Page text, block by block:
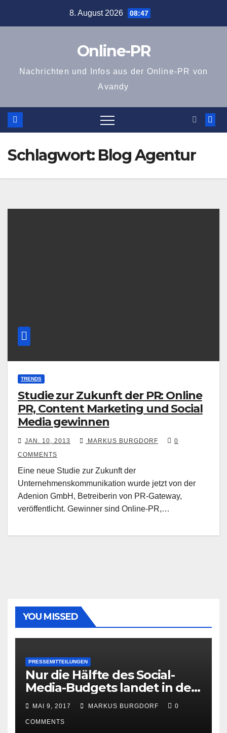
8. August 2026 08:47
Online-PR
Nachrichten und Infos aus der Online-PR von
Avandy
Schlagwort: Blog Agentur
TRENDS
Studie zur Zukunft der PR: Online
PR, Content Marketing und Social
Media gewinnen
JAN. 10, 2013 MARKUS BURGDORF
0
COMMENTS
Eine neue Studie zur Zukunft der
Unternehmenskommunikation wurde jetzt von der
Adenion GmbH, Betreiberin von PR-Gateway,
veröffentlicht. Gewinner sind Online-PR,…
YOU MISSED
PRESSEMITTEILUNGEN
Nur die Hälfte des Social-
Media-Budgets landet in der
PRMAI 9, 2017 MARKUS BURGDORF 0
COMMENTS